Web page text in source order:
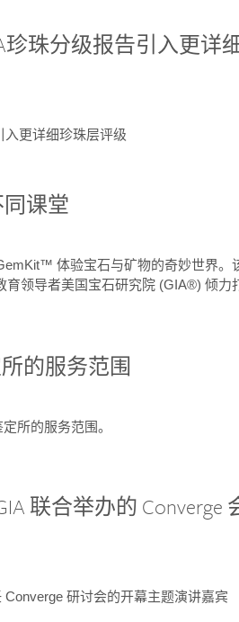
珍珠分级报告引入更详
更详细珍珠层评级
同课堂
体验宝石与矿物的奇妙世界。
领导者美国宝石研究院 (GIA®) 倾力
的服务范围
所的服务范围。
联合举办的 Converge
研讨会的开幕主题演讲嘉宾